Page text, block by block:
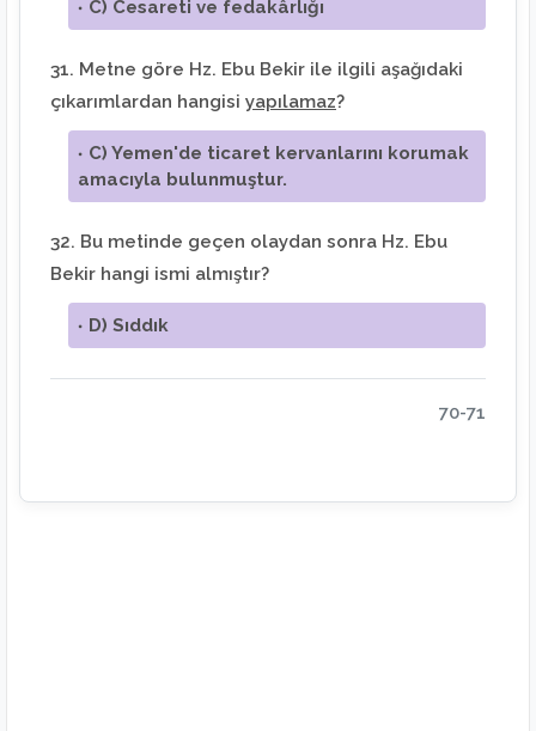
C) Cesareti ve fedakârlığı
31. Metne göre Hz. Ebu Bekir ile ilgili aşağıdaki
çıkarımlardan hangisi yapılamaz?
C) Yemen'de ticaret kervanlarını korumak
amacıyla bulunmuştur.
32. Bu metinde geçen olaydan sonra Hz. Ebu
Bekir hangi ismi almıştır?
D) Sıddık
70-71